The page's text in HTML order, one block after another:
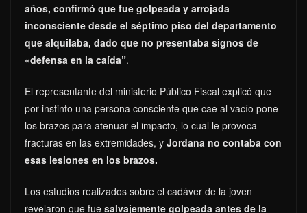
años, confirmó que fue golpeada y arrojada
inconsciente desde el séptimo piso del departamento
que alquilaba, dado que no presentaba signos de
«defensa en la caída”.
El representante del ministerio Público Fiscal explicó que
por instinto una persona consciente que cae al vacío pone
los brazos para atenuar el impacto, lo cual le provoca
fracturas en las extremidades, y Jordana no contaba con
esas lesiones en los brazos.
Los estudios realizados sobre el cadáver de la joven
revelaron que fue salvajemente golpeada antes de la